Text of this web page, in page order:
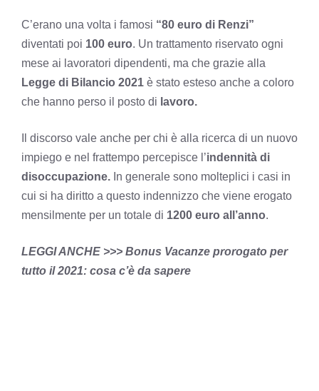
C’erano una volta i famosi “80 euro di Renzi”
diventati poi 100 euro. Un trattamento riservato ogni
mese ai lavoratori dipendenti, ma che grazie alla
Legge di Bilancio 2021 è stato esteso anche a coloro
che hanno perso il posto di lavoro.
Il discorso vale anche per chi è alla ricerca di un nuovo
impiego e nel frattempo percepisce l’indennità di
disoccupazione. In generale sono molteplici i casi in
cui si ha diritto a questo indennizzo che viene erogato
mensilmente per un totale di 1200 euro all’anno.
LEGGI ANCHE >>> Bonus Vacanze prorogato per
tutto il 2021: cosa c’è da sapere